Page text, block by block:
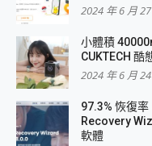
2024 年 6 月
小體積
CUKTECH 酷
2024 年 6 月
97.3% 恢復
Recovery
軟體